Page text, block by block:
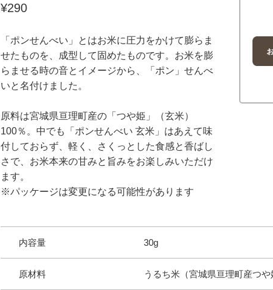
¥290
「ポンせんべい」とはお米に圧力をかけて膨らま
せたものを、成型して固めたものです。お米を膨
らませる時の音とイメージから、「ポン」せんべ
いと名付けました。
原料は宮城県亘理町産の「つや姫」（玄米）
100％。中でも「ポンせんべい 玄米」はあえて味
付しておらず、軽く、さくっとした食感と香ばし
さで、お米本来の甘みと旨みをお楽しみいただけ
ます。
※パッケージは変更になる可能性があります
内容量 30g
原材料 うるち米（宮城県亘理町産つや